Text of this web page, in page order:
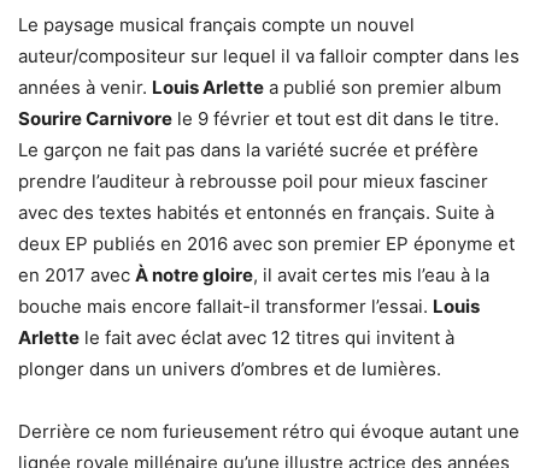
Le paysage musical français compte un nouvel
auteur/compositeur sur lequel il va falloir compter dans les
années à venir. Louis Arlette a publié son premier album
Sourire Carnivore le 9 février et tout est dit dans le titre.
Le garçon ne fait pas dans la variété sucrée et préfère
prendre l’auditeur à rebrousse poil pour mieux fasciner
avec des textes habités et entonnés en français. Suite à
deux EP publiés en 2016 avec son premier EP éponyme et
en 2017 avec À notre gloire, il avait certes mis l’eau à la
bouche mais encore fallait-il transformer l’essai. Louis
Arlette le fait avec éclat avec 12 titres qui invitent à
plonger dans un univers d’ombres et de lumières.
Derrière ce nom furieusement rétro qui évoque autant une
lignée royale millénaire qu’une illustre actrice des années